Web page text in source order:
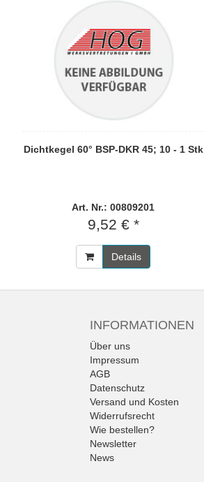
Dichtkegel 60° BSP-DKR 45; 10 - 1 Stk
Art. Nr.: 00809201
9,52 € *
Details
INFORMATIONEN
Über uns
Impressum
AGB
Datenschutz
Versand und Kosten
Widerrufsrecht
Wie bestellen?
Newsletter
News